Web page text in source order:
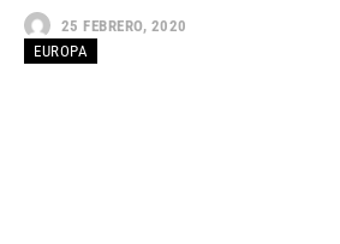
25 FEBRERO, 2020
EUROPA